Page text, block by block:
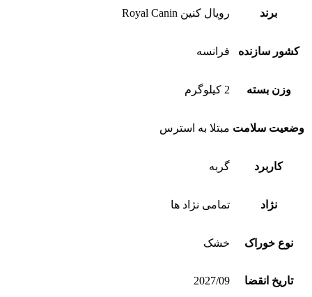
برند رویال کنین Royal Canin
کشور سازنده فرانسه
وزن بسته 2 کیلوگرم
وضعیت سلامت مبتلا به استرس
کاربرد گربه
نژاد تمامی نژاد ها
نوع خوراک خشک
تاریخ انقضا 2027/09